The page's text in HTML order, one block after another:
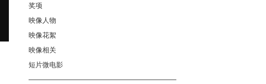
奖项
映像人物
映像花絮
映像相关
短片微电影